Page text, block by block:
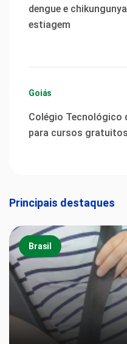
dengue e
estiagem
Goiás
Colégio Tecnológico
para cursos
Principais destaques
Brasil